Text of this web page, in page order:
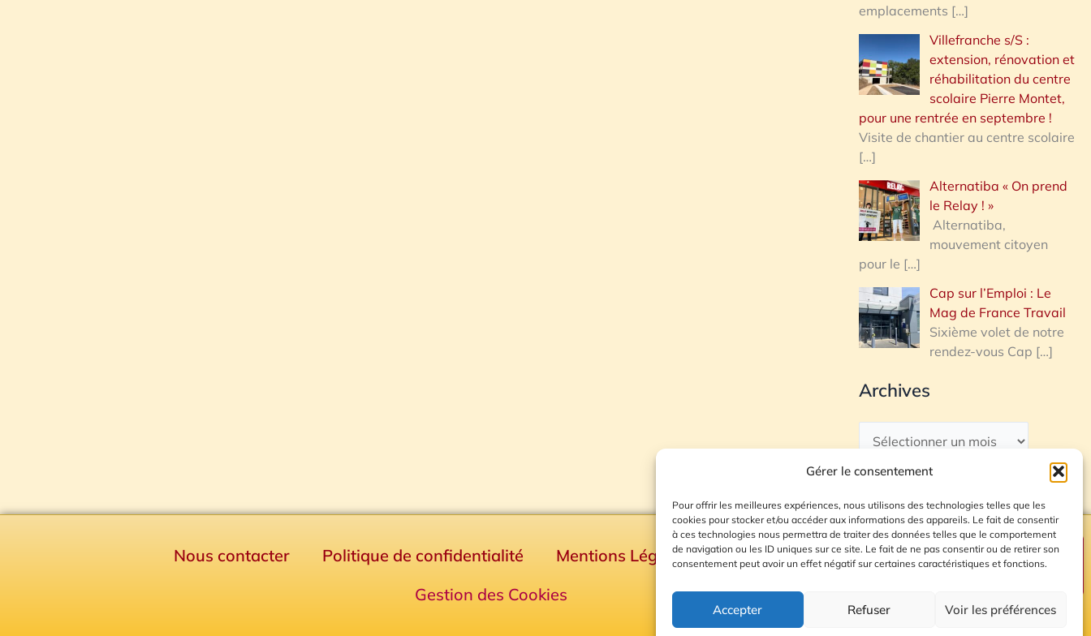
Gérer le consentement
Pour offrir les meilleures expériences, nous utilisons des technologies telles que les
cookies pour stocker et/ou accéder aux informations des appareils. Le fait de consentir
à ces technologies nous permettra de traiter des données telles que le comportement
de navigation ou les ID uniques sur ce site. Le fait de ne pas consentir ou de retirer son
consentement peut avoir un effet négatif sur certaines caractéristiques et fonctions.
Accepter Refuser Voir les préférences
emplacements […]
Villefranche s/S :
extension, rénovation et
réhabilitation du centre
scolaire Pierre Montet,
pour une rentrée en septembre !
Visite de chantier au centre scolaire
[…]
Alternatiba « On prend
le Relay ! »
Alternatiba,
mouvement citoyen
pour le […]
Cap sur l’Emploi : Le
Mag de France Travail
Sixième volet de notre
rendez-vous Cap […]
Archives
Nous contacter Politique de confidentialité Mentions Légales
Plan du site
Gestion des Cookies